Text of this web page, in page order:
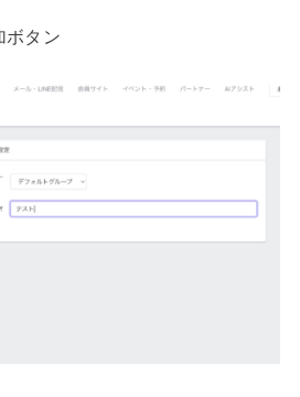
タン